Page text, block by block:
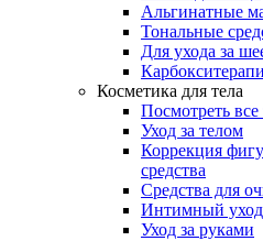
Альгинатные
Тональные
Для ухода за
Косметика для тела
Посмотреть
Уход за телом
Коррекция
средства
Средства для
Интимный уход
Уход за руками